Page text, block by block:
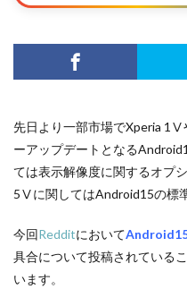
先日より一部市場でXperia
ーアップデートとなる
ては表示解像度に関するオプ
5Ⅴに関してはAndroid15の標
今回Redditにおいて
具合について投稿されている
います。